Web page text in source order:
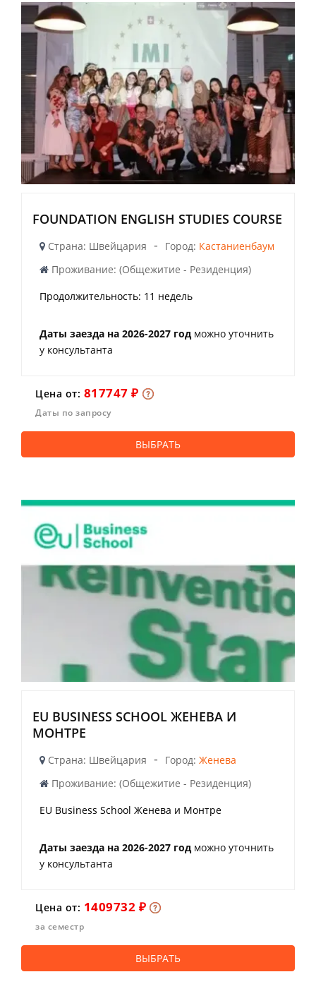
FOUNDATION ENGLISH STUDIES COURSE
Страна: Швейцария - Город: Кастаниенбаум
Проживание: (Общежитие - Резиденция)
Продолжительность: 11 недель
Даты заезда на 2026-2027 год можно уточнить
у консультанта
Цена от: 817747 ₽
Даты по запросу
ВЫБРАТЬ
EU BUSINESS SCHOOL ЖЕНЕВА И
МОНТРЕ
Страна: Швейцария - Город: Женева
Проживание: (Общежитие - Резиденция)
EU Business School Женева и Монтре
Даты заезда на 2026-2027 год можно уточнить
у консультанта
Цена от: 1409732 ₽
за семестр
ВЫБРАТЬ